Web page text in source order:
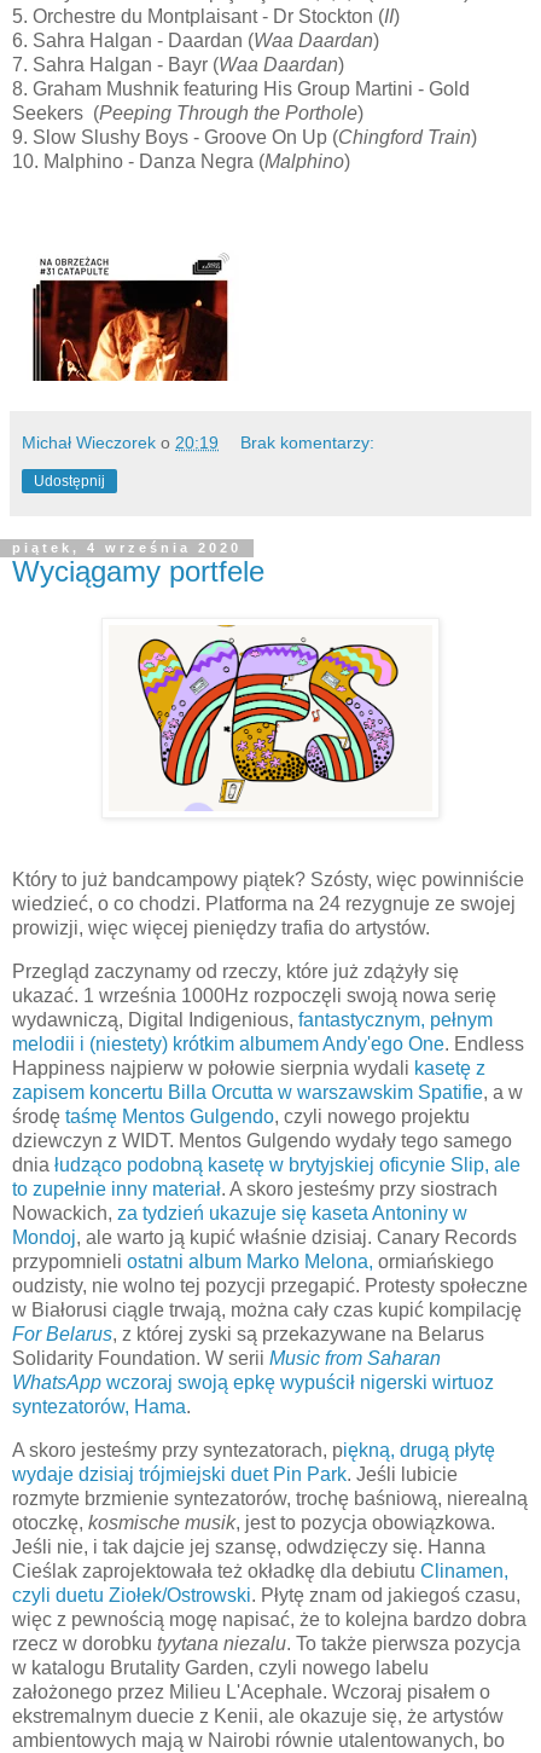
5. Orchestre du Montplaisant - Dr Stockton (II)
6. Sahra Halgan - Daardan (Waa Daardan)
7. Sahra Halgan - Bayr (Waa Daardan)
8. Graham Mushnik featuring His Group Martini - Gold
Seekers (Peeping Through the Porthole)
9. Slow Slushy Boys - Groove On Up (Chingford Train)
10. Malphino - Danza Negra (Malphino)
Michał Wieczorek o 20:19 Brak komentarzy:
Udostępnij
piątek, 4 września 2020
Wyciągamy portfele
Który to już bandcampowy piątek? Szósty, więc powinniście
wiedzieć, o co chodzi. Platforma na 24 rezygnuje ze swojej
prowizji, więc więcej pieniędzy trafia do artystów.
Przegląd zaczynamy od rzeczy, które już zdążyły się
ukazać. 1 września 1000Hz rozpoczęli swoją nowa serię
wydawniczą, Digital Indigenious, fantastycznym, pełnym
melodii i (niestety) krótkim albumem Andy'ego One. Endless
Happiness najpierw w połowie sierpnia wydali kasetę z
zapisem koncertu Billa Orcutta w warszawskim Spatifie, a w
środę taśmę Mentos Gulgendo, czyli nowego projektu
dziewczyn z WIDT. Mentos Gulgendo wydały tego samego
dnia łudząco podobną kasetę w brytyjskiej oficynie Slip, ale
to zupełnie inny materiał. A skoro jesteśmy przy siostrach
Nowackich, za tydzień ukazuje się kaseta Antoniny w
Mondoj, ale warto ją kupić właśnie dzisiaj. Canary Records
przypomnieli ostatni album Marko Melona, ormiańskiego
oudzisty, nie wolno tej pozycji przegapić. Protesty społeczne
w Białorusi ciągle trwają, można cały czas kupić kompilację
For Belarus, z której zyski są przekazywane na Belarus
Solidarity Foundation. W serii Music from Saharan
WhatsApp wczoraj swoją epkę wypuścił nigerski wirtuoz
syntezatorów, Hama.
A skoro jesteśmy przy syntezatorach, piękną, drugą płytę
wydaje dzisiaj trójmiejski duet Pin Park. Jeśli lubicie
rozmyte brzmienie syntezatorów, trochę baśniową, nierealną
otoczkę, kosmische musik, jest to pozycja obowiązkowa.
Jeśli nie, i tak dajcie jej szansę, odwdzięczy się. Hanna
Cieślak zaprojektowała też okładkę dla debiutu Clinamen,
czyli duetu Ziołek/Ostrowski. Płytę znam od jakiegoś czasu,
więc z pewnością mogę napisać, że to kolejna bardzo dobra
rzecz w dorobku tyytana niezalu. To także pierwsza pozycja
w katalogu Brutality Garden, czyli nowego labelu
założonego przez Milieu L'Acephale. Wczoraj pisałem o
ekstremalnym duecie z Kenii, ale okazuje się, że artystów
ambientowych mają w Nairobi równie utalentowanych, bo